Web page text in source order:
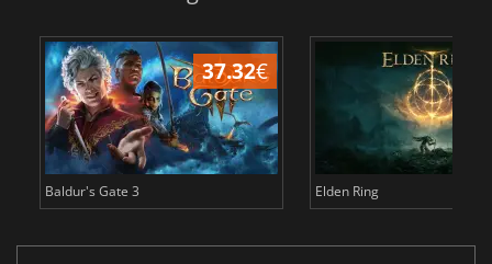
37.32€
Baldur's Gate 3 Elden Ring